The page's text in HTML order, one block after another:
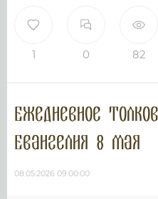
1 0 82
Ежедневное
Евангелия 8 мая
08.05.2026 09:00:00